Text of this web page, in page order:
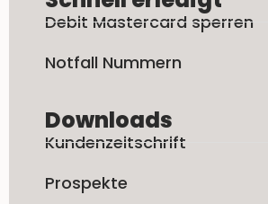
Debit Mastercard sperren
Notfall Nummern
Downloads
Kundenzeitschrift
Prospekte